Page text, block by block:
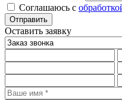
Соглашаюсь с
Оставить заявку